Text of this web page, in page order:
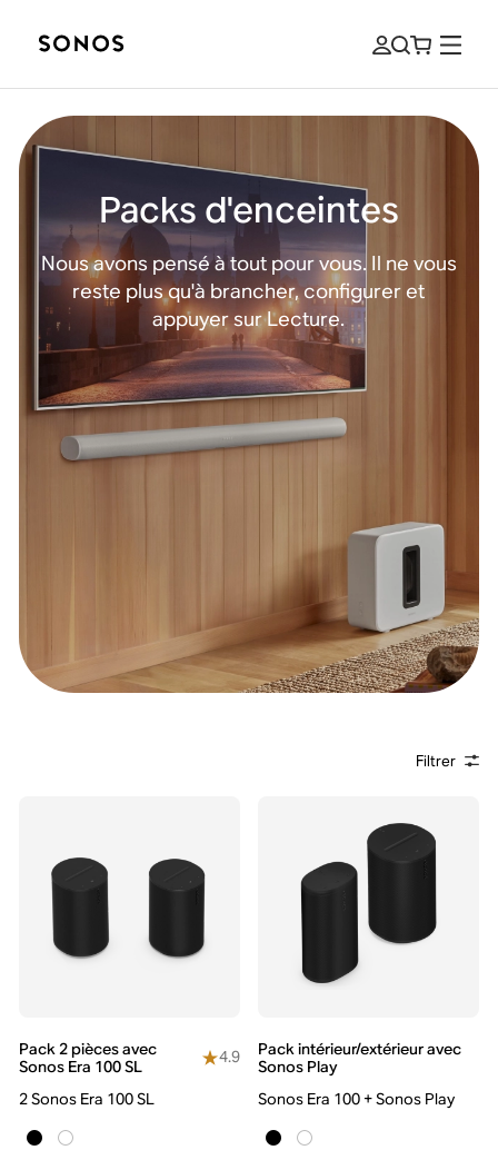
Packs d'enceintes
Nous avons pensé à tout pour vous. Il ne vous
reste plus qu'à brancher, configurer et
appuyer sur Lecture.
Filtrer
Pack 2 pièces avec
Sonos Era 100 SL
4.9
2 Sonos Era 100 SL
Pack intérieur/extérieur avec
Sonos Play
Sonos Era 100 + Sonos Play